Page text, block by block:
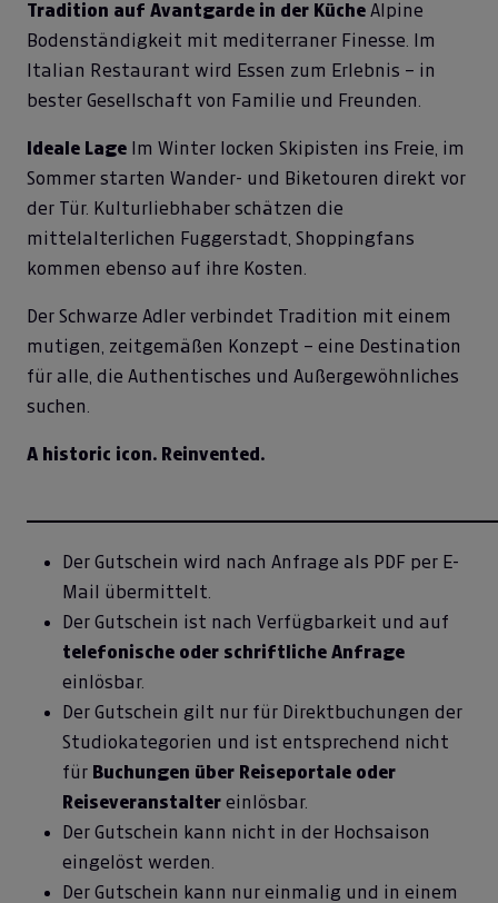
Tradition auf Avantgarde in der Küche Alpine
Bodenständigkeit mit mediterraner Finesse. Im
Italian Restaurant wird Essen zum Erlebnis – in
bester Gesellschaft von Familie und Freunden.
Ideale Lage
Im Winter locken Skipisten ins Freie, im
Sommer starten Wander- und Biketouren direkt vor
der Tür. Kulturliebhaber schätzen die
mittelalterlichen Fuggerstadt, Shoppingfans
kommen ebenso auf ihre Kosten.
Der Schwarze Adler verbindet Tradition mit einem
mutigen, zeitgemäßen Konzept – eine Destination
für alle, die Authentisches und Außergewöhnliches
suchen.
A historic icon. Reinvented.
Der Gutschein wird nach Anfrage als PDF per E-
Mail übermittelt.
Der Gutschein ist nach Verfügbarkeit und auf
telefonische oder schriftliche Anfrage
einlösbar.
Der Gutschein gilt nur für Direktbuchungen der
Studiokategorien und ist entsprechend nicht
für Buchungen über Reiseportale oder
Reiseveranstalter einlösbar.
Der Gutschein kann nicht in der Hochsaison
eingelöst werden.
Der Gutschein kann nur einmalig und in einem